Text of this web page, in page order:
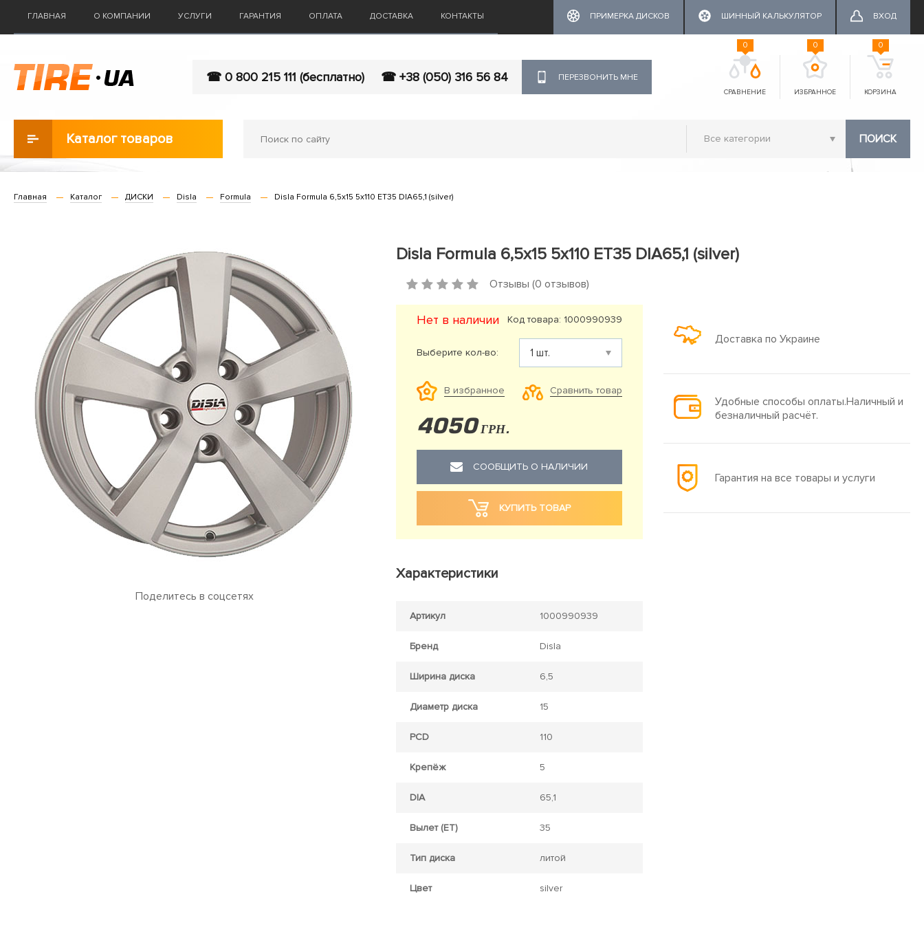
ГЛАВНАЯ О КОМПАНИИ УСЛУГИ ГАРАНТИЯ ОПЛАТА ДОСТАВКА КОНТАКТЫ ПРИМЕРКА ДИСКОВ ШИННЫЙ КАЛЬКУЛЯТОР ВХОД
☎ 0 800 215 111 (бесплатно) ☎ +38 (050) 316 56 84 ПЕРЕЗВОНИТЬ МНЕ
СРАВНЕНИЕ
0
ИЗБРАННОЕ
0
КОРЗИНА
0
Каталог товаров ПОИСК
Главная Каталог ДИСКИ Disla Formula Disla Formula 6,5x15 5x110 ET35 DIA65,1 (silver)
Поделитесь в соцсетях
Disla Formula 6,5x15 5x110 ET35 DIA65,1 (silver)
Отзывы (0 отзывов)
Нет в наличии Код товара: 1000990939
Выберите кол-во:
В избранное Сравнить товар
4050 ГРН.
СООБЩИТЬ О НАЛИЧИИ
КУПИТЬ ТОВАР
Доставка по Украине
Удобные способы оплаты.Наличный и
безналичный расчёт.
Гарантия на все товары и услуги
Характеристики
Артикул 1000990939
Бренд Disla
Ширина диска 6,5
Диаметр диска 15
PCD 110
Крепёж 5
DIA 65,1
Вылет (ET) 35
Тип диска литой
Цвет silver